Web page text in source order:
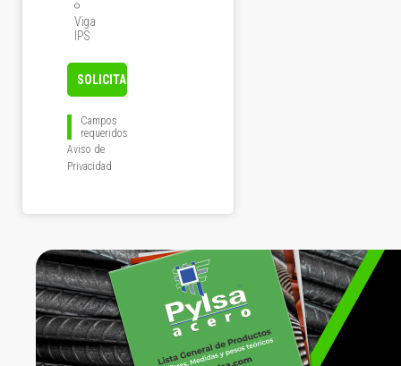
Viga
IPS
Campos
requeridos
Aviso de
Privacidad